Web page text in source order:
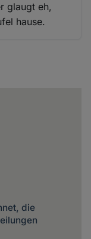
glaugt eh,
hause.
die